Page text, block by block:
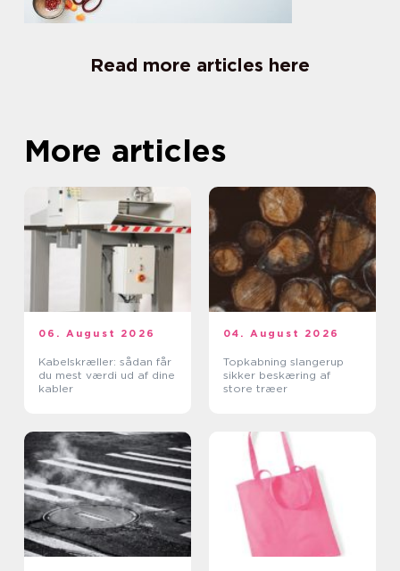
Read more articles here
More articles
06. August 2026
Kabelskræller: sådan får
du mest værdi ud af dine
kabler
04. August 2026
Topkabning slangerup
sikker beskæring af
store træer